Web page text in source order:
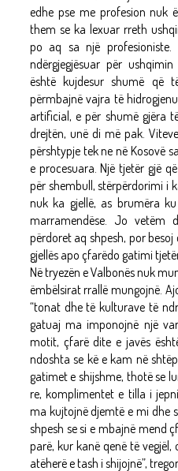
edhe pse me profesion nuk
them se ka lexuar rreth
po aq sa një
ndërgjegjësuar për
është kujdesur shumë që
përmbajnë vajra të
artificial, e për shumë gjëra
drejtën, unë di më pak.
përshtypje tek ne në Kosovë
e procesuara. Një tjetër gjë
për shembull, stërpërdorimi i
nuk ka gjellë, as brumëra
marramendëse. Jo
përdoret aq shpesh, por
gjellës apo çfarëdo gatimi
Në tryezën e Valbonës nuk
ëmbëlsirat rrallë mungojnë.
“tonat dhe të kulturave të
gatuaj ma imponojnë një
motit, çfarë dite e javës
ndoshta se kë e kam në
gatimet e shijshme, thotë se
re, komplimentet e tilla i
ma kujtojnë djemtë e mi dhe
shpesh se si e mbajnë mend
parë, kur kanë qenë të
atëherë e tash i shijojnë”,